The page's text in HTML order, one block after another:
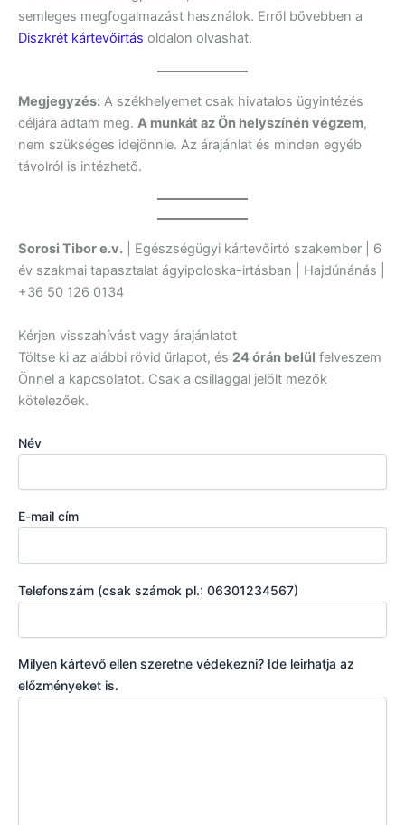
semleges megfogalmazást használok. Erről bővebben a
Diszkrét kártevőirtás oldalon olvashat.
Megjegyzés: A székhelyemet csak hivatalos ügyintézés
céljára adtam meg. A munkát az Ön helyszínén végzem,
nem szükséges idejönnie. Az árajánlat és minden egyéb
távolról is intézhető.
Sorosi Tibor e.v. | Egészségügyi kártevőirtó szakember | 6
év szakmai tapasztalat ágyipoloska-irtásban | Hajdúnánás |
+36 50 126 0134
Kérjen visszahívást vagy árajánlatot
Töltse ki az alábbi rövid űrlapot, és 24 órán belül felveszem
Önnel a kapcsolatot. Csak a csillaggal jelölt mezők
kötelezőek.
Név
E-mail cím
Telefonszám (csak számok pl.: 06301234567)
Milyen kártevő ellen szeretne védekezni? Ide leirhatja az
előzményeket is.